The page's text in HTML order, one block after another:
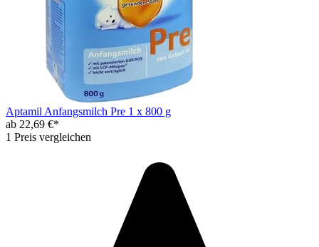
Aptamil Anfangsmilch Pre 1 x 800 g
ab 22,69 €*
1 Preis vergleichen